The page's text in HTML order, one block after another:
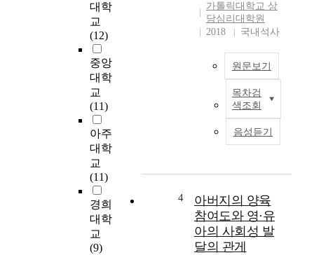
대학
교
(12)
중앙
대학
교
(11)
아주
대학
교
(11)
경희
대학
교
(9)
같
가톨릭대학교 상
담심리대학원
2018
국내석사
원문보기
목차검
색조회
음성듣기
4
아버지의 양육
참여도와 영·유
아의 사회성 발
달의 관게